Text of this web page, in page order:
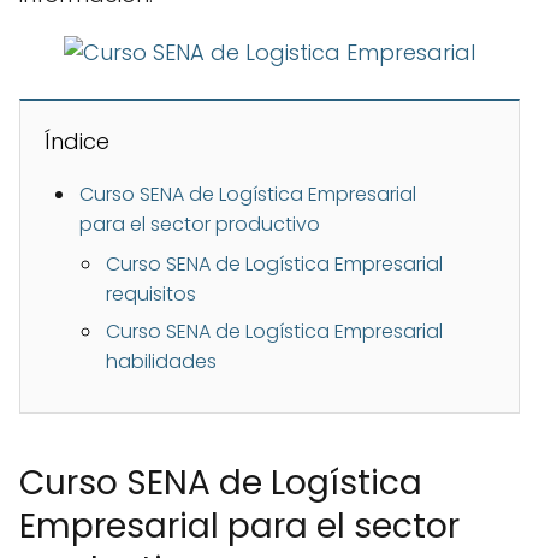
Índice
Curso SENA de Logística Empresarial
para el sector productivo
Curso SENA de Logística Empresarial
requisitos
Curso SENA de Logística Empresarial
habilidades
Curso SENA de Logística
Empresarial para el sector